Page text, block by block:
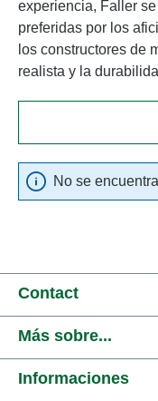
experiencia, Faller
preferidas por los
los constructores de
realista y la
No se
Contact
Más sobre...
Informaciones